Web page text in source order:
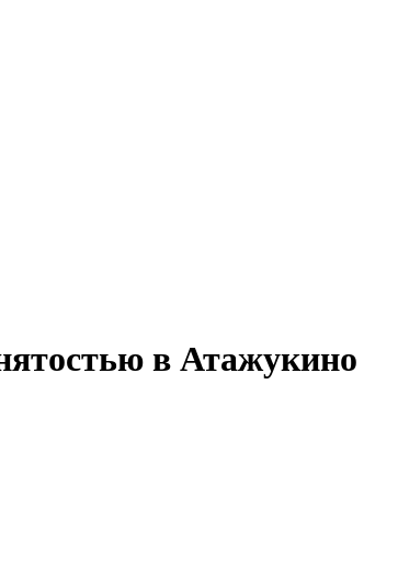
в Атажукино